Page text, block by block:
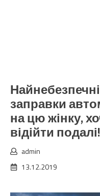
заправки
на цю жінку,
відійти
admin
13.12.2019